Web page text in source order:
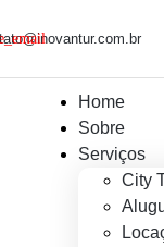
Home
Sobre
Serviços
City